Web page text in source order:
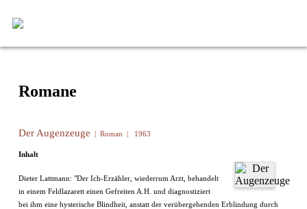
Romane
Der Augenzeuge | Roman | 1963
Inhalt
Dieter Lattmann: "Der Ich-Erzähler, wiederrum Arzt, behandelt
in einem Feldlazarett einen Gefreiten A.H. und diagnostiziert
bei ihm eine hysterische Blindheit, anstatt der verübergehenden Erblindung durch